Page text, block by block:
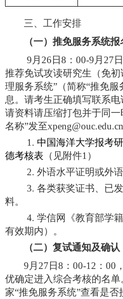
三、工作安排
（一）推免服务系统报
9 月 26日8 ： 00-9 月 27日
推荐免试攻读研究生（免
理服务系统”（简称“推免
息。请考生正确填写联系电
请资料请压缩打包并于同一
名称”发至xpeng@ouc.edu.cn
1. 中国海洋大学报考
德考核表 （见附件1 ）
2. 外语水平证明或外
3. 各类获奖证书、已
料。
4. 学信网《教育部学
有效期内）。
（二）复试通知及确认
9 月 27日8 ： 00-12 ： 00
优确定进入综合考核的名
家“推免服务系统”查看是否